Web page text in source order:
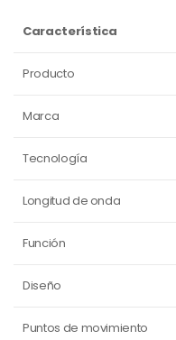
Característica
Producto
Marca
Tecnología
Longitud de onda
Función
Diseño
Puntos de movimiento